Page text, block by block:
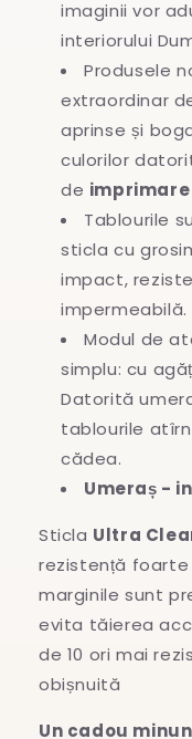
imaginii vor
interiorului
Produsele
extraordinar
aprinse și
culorilor
de imprimare
Tablourile
sticla cu
impact,
impermeabilă.
Modul de
simplu: cu
Datorită
tablourile
cădea.
Umeraș -
Sticla Ultra
rezistență foarte
marginile sunt
evita tăierea
de 10 ori mai
obișnuită
Un cadou